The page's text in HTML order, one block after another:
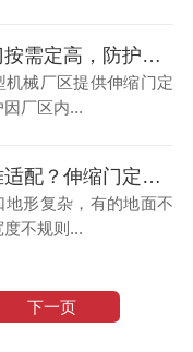
绵竹伸缩门按需定高，防护更具针对性
机械厂区提供伸缩门定
厂区内...
场地复杂难适配？伸缩门定制，贴合工地复杂地形
地形复杂，有的地面不
不规则...
下一页